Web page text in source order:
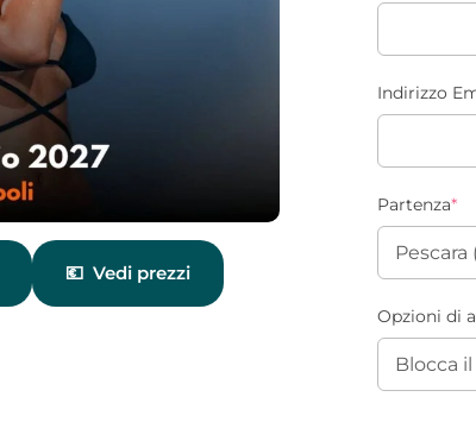
Vedi prezzi
Indirizzo
Partenza*
Opzioni di